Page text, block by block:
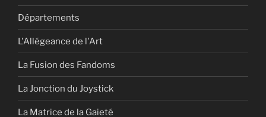
Départements
L'Allégeance de l'Art
La Fusion des Fandoms
La Jonction du Joystick
La Matrice de la Gaieté